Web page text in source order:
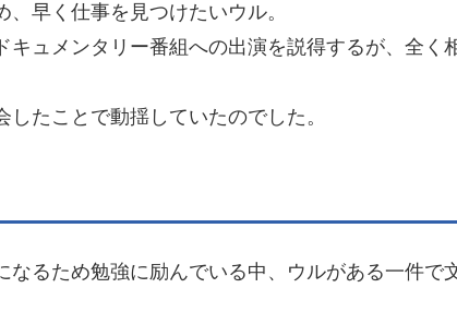
早く仕事を見つけたいウル。
キュメンタリー番組への出演を説得するが、全く
たことで動揺していたのでした。
なるため勉強に励んでいる中、ウルがある一件で